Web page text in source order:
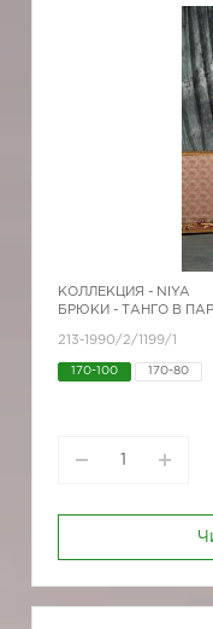
КОЛЛЕКЦИЯ - NIYA
БРЮКИ - ТАНГО В
213-1990/2/1199/1
170-100 170-80